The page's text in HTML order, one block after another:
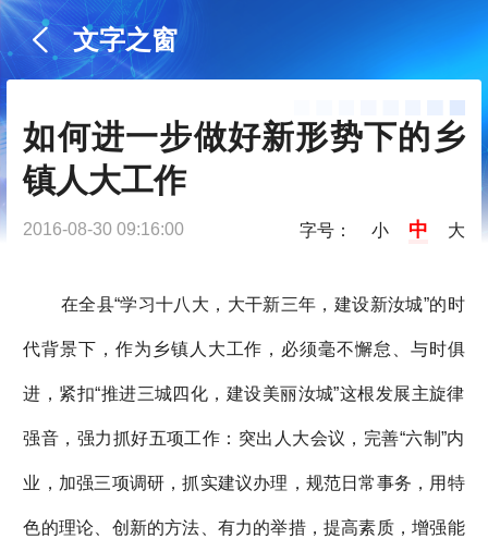
文字之窗
如何进一步做好新形势下的乡
镇人大工作
2016-08-30 09:16:00 字号： 小 中 大
在全县“学习十八大，大干新三年，建设新汝城”的时
代背景下，作为乡镇人大工作，必须毫不懈怠、与时俱
进，紧扣“推进三城四化，建设美丽汝城”这根发展主旋律
强音，强力抓好五项工作：突出人大会议，完善“六制”内
业，加强三项调研，抓实建议办理，规范日常事务，用特
色的理论、创新的方法、有力的举措，提高素质，增强能